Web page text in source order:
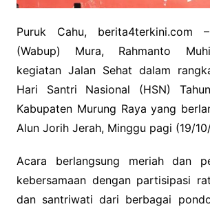
Puruk Cahu, berita4terkini.com
(Wabup) Mura, Rahmanto
kegiatan Jalan Sehat dalam
Hari Santri Nasional (HSN)
Kabupaten Murung Raya yang
Alun Jorih Jerah, Minggu pagi (19/
Acara berlangsung meriah dan
kebersamaan dengan partisipasi
dan santriwati dari berbagai